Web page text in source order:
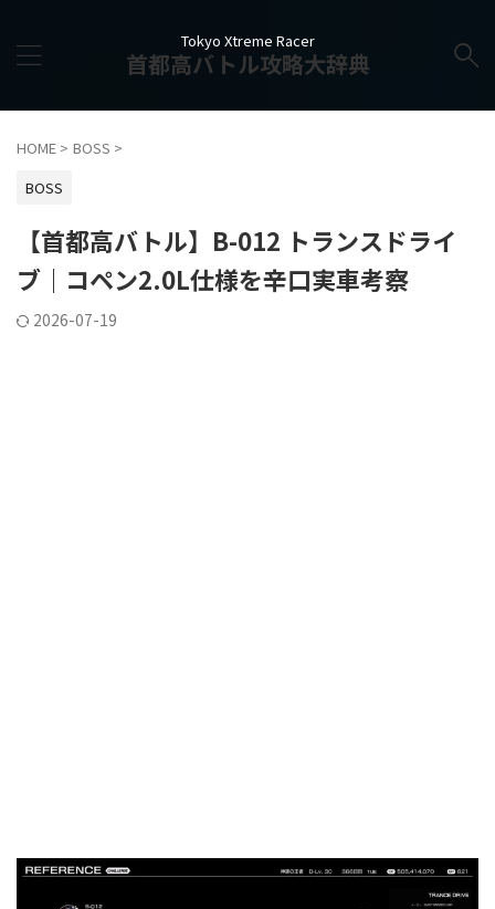
Tokyo Xtreme Racer
首都高バトル攻略大辞典
HOME > BOSS >
BOSS
【首都高バトル】B-012 トランスドライ
ブ｜コペン2.0L仕様を辛口実車考察
2026-07-19